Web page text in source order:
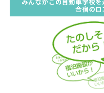
合宿の口